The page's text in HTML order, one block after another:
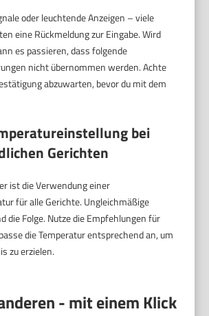
oder leuchtende Anzeigen – viele
eine Rückmeldung zur Eingabe. Wird
es passieren, dass folgende
nicht übernommen werden. Achte
abzuwarten, bevor du mit dem
bei
Gerichten
ist die Verwendung einer
für alle Gerichte. Ungleichmäßige
die Folge. Nutze die Empfehlungen für
die Temperatur entsprechend an, um
zu erzielen.